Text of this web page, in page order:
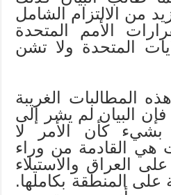
من الالتزام الشامل
الأمم المتحدة
المتحدة ولا تشن
الغريبة
البيان لم يشر إلى
بشيء كأن الأمر لا
هي القادمة من وراء
العراق والاستيلاء
على المنطقة بكاملها.